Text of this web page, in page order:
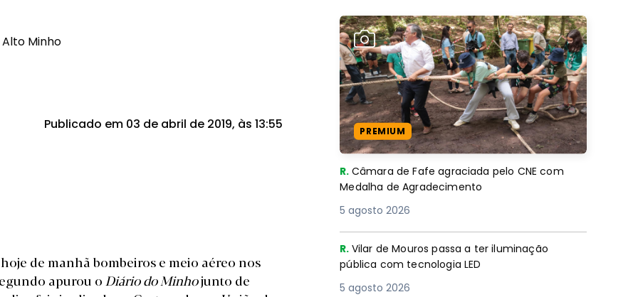
Publicado em 03 de abril de 2019, às 13:55
de manhã bombeiros e meio aéreo nos
apurou oDiário do Minhojunto de
PREMIUM
R. Câmara de Fafe agraciada pelo CNE com
Medalha de Agradecimento
5 agosto 2026
R. Vilar de Mouros passa a ter iluminação
pública com tecnologia LED
5 agosto 2026